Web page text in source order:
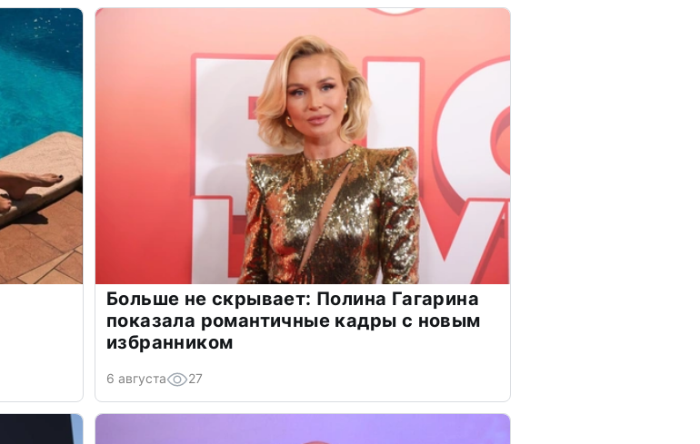
Больше не скрывает: Полина Гагарина
показала романтичные кадры с новым
избранником
6 августа 27